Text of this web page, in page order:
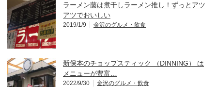
ラーメン藤は煮干しラーメン推し！ずっとアツ
アツでおいしい
2019/1/9 金沢のグルメ・飲食
新保本のチョップスティック （DINNING） は
メニューが豊富…
2022/9/30 金沢のグルメ・飲食